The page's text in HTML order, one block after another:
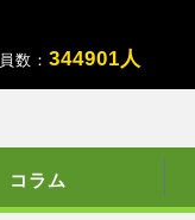
数：344901人
コラム